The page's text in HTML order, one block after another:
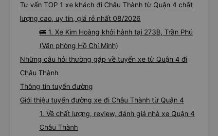
Tư vấn TOP 1 xe khách đi Châu Thành từ Quận 4 chất
lượng cao, uy tín, giá rẻ nhất 08/2026
🚌 1. Xe Kim Hoàng khởi hành tại 273B, Trần Phú
(Văn phòng Hồ Chí Minh)
Những câu hỏi thường gặp về tuyến xe từ Quận 4 đi
Châu Thành
Thông tin tuyến đường
Giới thiệu tuyến đường xe đi Châu Thành từ Quận 4
1. Về chất lượng, review, đánh giá nhà xe Quận 4
Châu Thành